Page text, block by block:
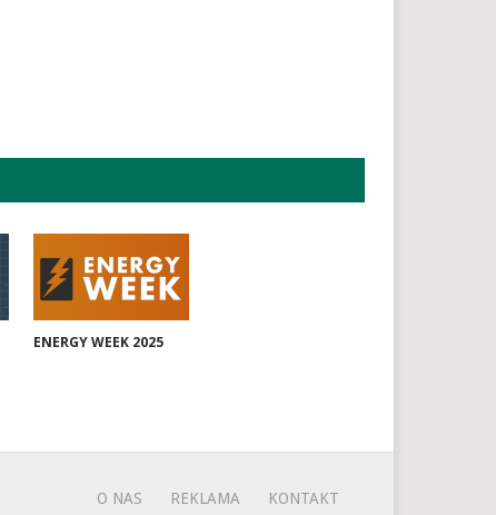
ENERGY WEEK 2025
O NAS REKLAMA KONTAKT